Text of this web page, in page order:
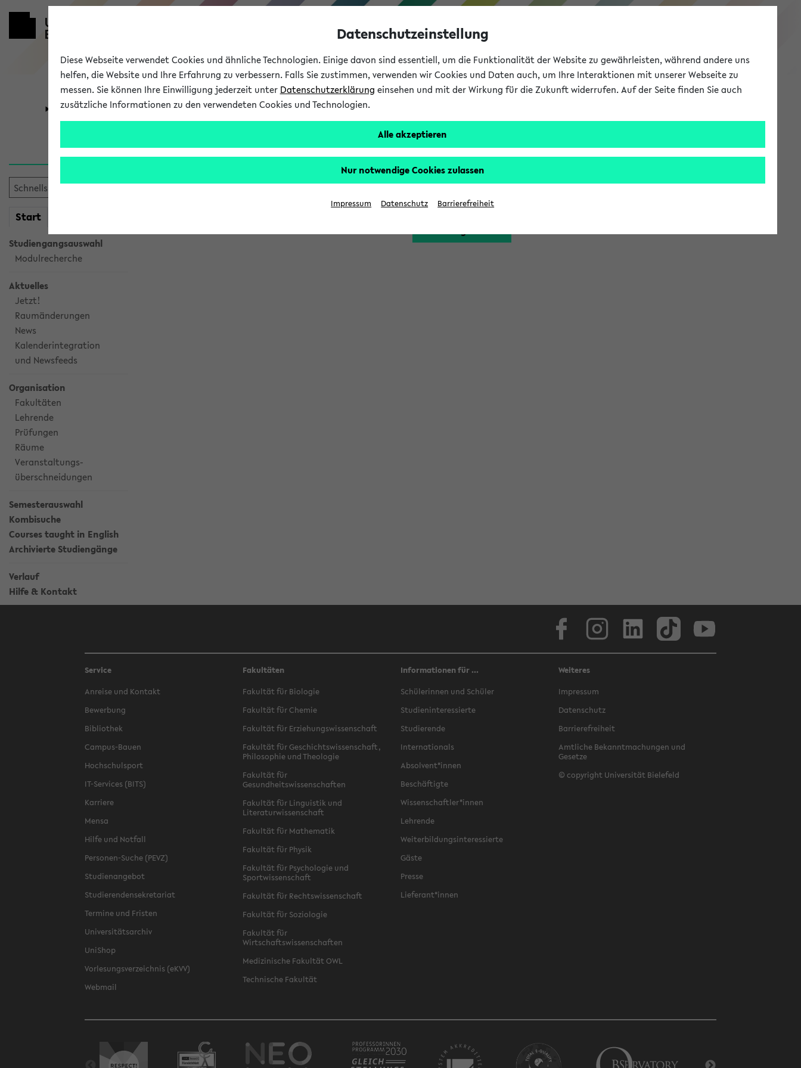
eKVV
Universität Forschung Studium
Start
Studiengangsauswahl
Modulrecherche
Aktuelles
Jetzt!
Raumänderungen
News
Kalenderintegration
und Newsfeeds
Organisation
Fakultäten
Lehrende
Prüfungen
Räume
Veranstaltungs-
überschneidungen
Semesterauswahl
Kombisuche
Courses taught in English
Archivierte Studiengänge
Verlauf
Hilfe & Kontakt
Sie möchten auf eine eKVV Funktion zugreifen, die Ihnen erst nach einer Anmeldung am System zur Verfügung steht.
Bitte melden Sie sich an:
Service
Anreise und Kontakt
Bewerbung
Bibliothek
Campus-Bauen
Hochschulsport
IT-Services (BITS)
Karriere
Mensa
Hilfe und Notfall
Personen-Suche (PEVZ)
Studienangebot
Studierendensekretariat
Termine und Fristen
Universitätsarchiv
UniShop
Vorlesungsverzeichnis (eKVV)
Webmail
Fakultäten
Fakultät für Biologie
Fakultät für Chemie
Fakultät für Erziehungswissenschaft
Fakultät für Geschichtswissenschaft,
Philosophie und Theologie
Fakultät für
Gesundheitswissenschaften
Fakultät für Linguistik und
Literaturwissenschaft
Fakultät für Mathematik
Fakultät für Physik
Fakultät für Psychologie und
Sportwissenschaft
Fakultät für Rechtswissenschaft
Fakultät für Soziologie
Fakultät für
Wirtschaftswissenschaften
Medizinische Fakultät OWL
Technische Fakultät
Informationen für ...
Schülerinnen und Schüler
Studieninteressierte
Studierende
Internationals
Absolvent*innen
Beschäftigte
Wissenschaftler*innen
Lehrende
Weiterbildungsinteressierte
Gäste
Presse
Lieferant*innen
Weiteres
Impressum
Datenschutz
Barrierefreiheit
Amtliche Bekanntmachungen und
Gesetze
© copyright Universität Bielefeld
Datenschutzeinstellung
Diese Webseite verwendet Cookies und ähnliche Technologien. Einige davon sind essentiell, um die Funktionalität der Website zu gewährleisten, während andere uns
helfen, die Website und Ihre Erfahrung zu verbessern. Falls Sie zustimmen, verwenden wir Cookies und Daten auch, um Ihre Interaktionen mit unserer Webseite zu
messen. Sie können Ihre Einwilligung jederzeit unter Datenschutzerklärung einsehen und mit der Wirkung für die Zukunft widerrufen. Auf der Seite finden Sie auch
zusätzliche Informationen zu den verwendeten Cookies und Technologien.
Alle akzeptieren
Nur notwendige Cookies zulassen
Impressum Datenschutz Barrierefreiheit